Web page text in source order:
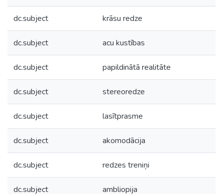
dc.subject krāsu redze
dc.subject acu kustības
dc.subject papildinātā realitāte
dc.subject stereoredze
dc.subject lasītprasme
dc.subject akomodācija
dc.subject redzes treniņi
dc.subject ambliopija